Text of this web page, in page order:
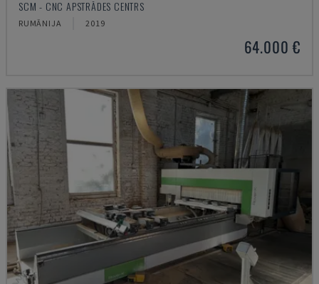
SCM - CNC APSTRĀDES CENTRS
RUMĀNIJA 2019
64.000 €